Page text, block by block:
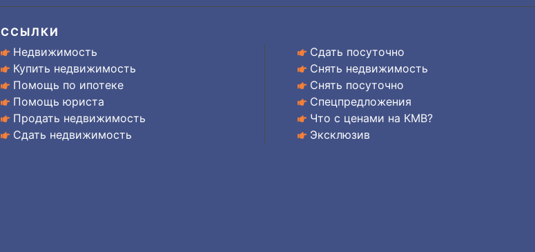
ССЫЛКИ
Недвижимость
Купить недвижимость
Помощь по ипотеке
Помощь юриста
Продать недвижимость
Сдать недвижимость
Сдать посуточно
Снять недвижимость
Снять посуточно
Спецпредложения
Что с ценами на КМВ?
Эксклюзив